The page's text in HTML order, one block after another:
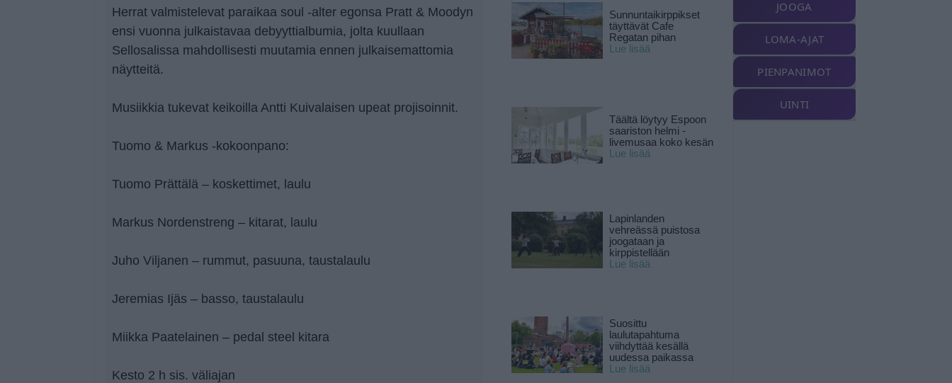
Herrat valmistelevat paraikaa soul -alter egonsa Pratt & Moodyn
ensi vuonna julkaistavaa debyyttialbumia, jolta kuullaan
Sellosalissa mahdollisesti muutamia ennen julkaisemattomia
näytteitä.
Musiikkia tukevat keikoilla Antti Kuivalaisen upeat projisoinnit.
Tuomo & Markus -kokoonpano:
Tuomo Prättälä – koskettimet, laulu
Markus Nordenstreng – kitarat, laulu
Juho Viljanen – rummut, pasuuna, taustalaulu
Jeremias Ijäs – basso, taustalaulu
Miikka Paatelainen – pedal steel kitara
Kesto 2 h sis. väliajan
Sunnuntaikirppikset
täyttävät Cafe
Regatan pihan
Lue lisää
Täältä löytyy Espoon
saariston helmi -
livemusaa koko kesän
Lue lisää
Lapinlanden
vehreässä puistosa
joogataan ja
kirppistellään
Lue lisää
Suosittu
laulutapahtuma
viihdyttää kesällä
uudessa paikassa
Lue lisää
JOOGA
LOMA-AJAT
PIENPANIMOT
UINTI